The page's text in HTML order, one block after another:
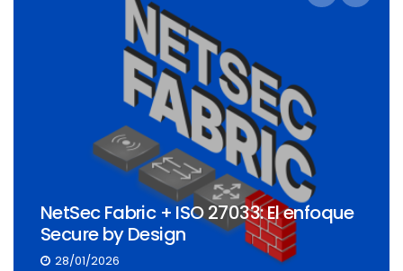
NetSec Fabric + ISO 27033: El enfoque
Secure by Design
28/01/2026